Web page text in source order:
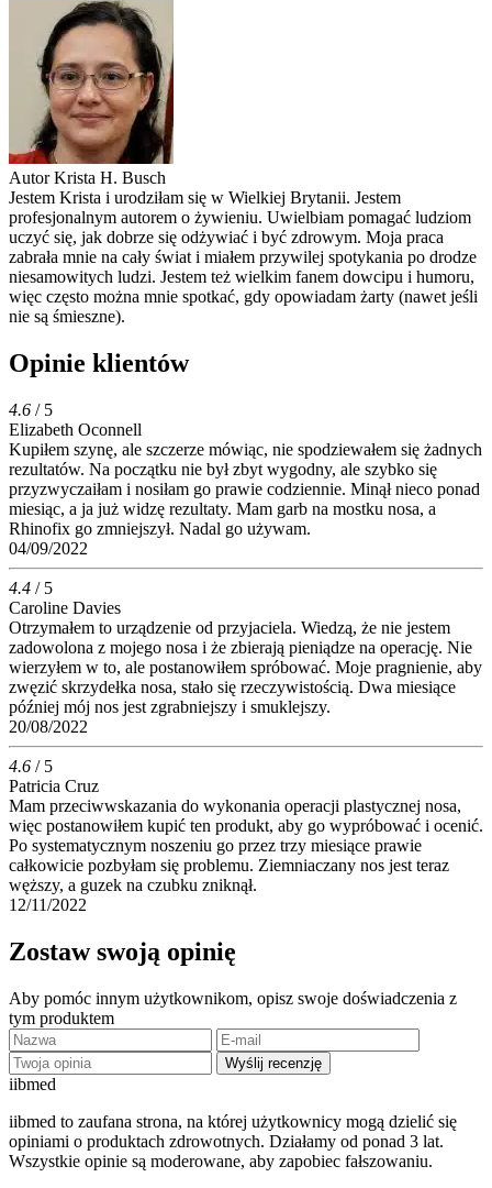
Autor Krista H. Busch
Jestem Krista i urodziłam się w Wielkiej Brytanii. Jestem
profesjonalnym autorem o żywieniu. Uwielbiam pomagać ludziom
uczyć się, jak dobrze się odżywiać i być zdrowym. Moja praca
zabrała mnie na cały świat i miałem przywilej spotykania po drodze
niesamowitych ludzi. Jestem też wielkim fanem dowcipu i humoru,
więc często można mnie spotkać, gdy opowiadam żarty (nawet jeśli
nie są śmieszne).
Opinie klientów
4.6 / 5
Elizabeth Oconnell
Kupiłem szynę, ale szczerze mówiąc, nie spodziewałem się żadnych
rezultatów. Na początku nie był zbyt wygodny, ale szybko się
przyzwyczaiłam i nosiłam go prawie codziennie. Minął nieco ponad
miesiąc, a ja już widzę rezultaty. Mam garb na mostku nosa, a
Rhinofix go zmniejszył. Nadal go używam.
04/09/2022
4.4 / 5
Caroline Davies
Otrzymałem to urządzenie od przyjaciela. Wiedzą, że nie jestem
zadowolona z mojego nosa i że zbierają pieniądze na operację. Nie
wierzyłem w to, ale postanowiłem spróbować. Moje pragnienie, aby
zwęzić skrzydełka nosa, stało się rzeczywistością. Dwa miesiące
później mój nos jest zgrabniejszy i smuklejszy.
20/08/2022
4.6 / 5
Patricia Cruz
Mam przeciwwskazania do wykonania operacji plastycznej nosa,
więc postanowiłem kupić ten produkt, aby go wypróbować i ocenić.
Po systematycznym noszeniu go przez trzy miesiące prawie
całkowicie pozbyłam się problemu. Ziemniaczany nos jest teraz
węższy, a guzek na czubku zniknął.
12/11/2022
Zostaw swoją opinię
Aby pomóc innym użytkownikom, opisz swoje doświadczenia z
tym produktem
Wyślij recenzję
iibmed
iibmed to zaufana strona, na której użytkownicy mogą dzielić się
opiniami o produktach zdrowotnych. Działamy od ponad 3 lat.
Wszystkie opinie są moderowane, aby zapobiec fałszowaniu.